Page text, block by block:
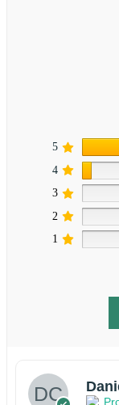
5
4
3
2
1